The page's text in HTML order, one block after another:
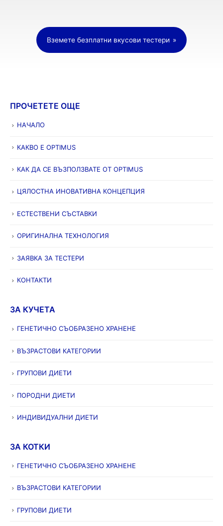
Вземете безплатни вкусови тестери
ПРОЧЕТЕТЕ ОЩЕ
НАЧАЛО
КАКВО Е OPTIMUS
КАК ДА СЕ ВЪЗПОЛЗВАТЕ ОТ OPTIMUS
ЦЯЛОСТНА ИНОВАТИВНА КОНЦЕПЦИЯ
ЕСТЕСТВЕНИ СЪСТАВКИ
ОРИГИНАЛНА ТЕХНОЛОГИЯ
ЗАЯВКА ЗА ТЕСТЕРИ
КОНТАКТИ
ЗА КУЧЕТА
ГЕНЕТИЧНО СЪОБРАЗЕНО ХРАНЕНЕ
ВЪЗРАСТОВИ КАТЕГОРИИ
ГРУПОВИ ДИЕТИ
ПОРОДНИ ДИЕТИ
ИНДИВИДУАЛНИ ДИЕТИ
ЗА КОТКИ
ГЕНЕТИЧНО СЪОБРАЗЕНО ХРАНЕНЕ
ВЪЗРАСТОВИ КАТЕГОРИИ
ГРУПОВИ ДИЕТИ